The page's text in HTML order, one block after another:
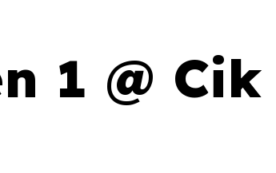
1 @ Cik